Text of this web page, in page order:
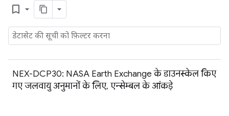
bookmark_border
NEX-DCP30: NASA Earth Exchange के डाउनस्केल किए
गए जलवायु अनुमानों के लिए, एन्सेम्बल के आंकड़े